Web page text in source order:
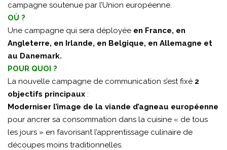
campagne soutenue par l’Union européenne.
OÙ ?
Une campagne qui sera déployée en France, en
Angleterre, en Irlande, en Belgique, en Allemagne et
au Danemark.
POUR QUOI ?
La nouvelle campagne de communication s’est fixé 2
objectifs principaux :
Moderniser l’image de la viande d’agneau européenne
pour ancrer sa consommation dans la cuisine « de tous
les jours » en favorisant l’apprentissage culinaire de
découpes moins traditionnelles.